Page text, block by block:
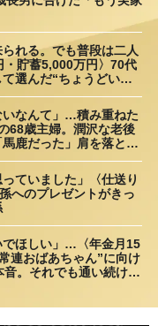
られる。でも普段は二人
・貯蓄5,000万円〉70代
選んだ“ちょうどいい
いなんて」…積み重ねた
68歳主婦。潤沢な老後
鹿だった」肩を落とす
っていました」〈仕送り
へのプレゼントがきっ
でほしい」…〈年金月15
連おばあちゃん”に向け
。それでも通い続ける